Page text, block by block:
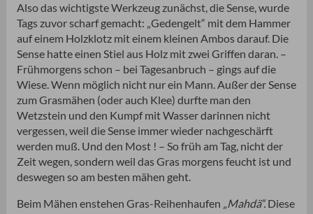
Also das wichtigste Werkzeug zunächst, die Sense, wurde
Tags zuvor scharf gemacht: „Gedengelt“ mit dem Hammer
auf einem Holzklotz mit einem kleinen Ambos darauf. Die
Sense hatte einen Stiel aus Holz mit zwei Griffen daran. –
Frühmorgens schon – bei Tagesanbruch – gings auf die
Wiese. Wenn möglich nicht nur ein Mann. Außer der Sense
zum Grasmähen (oder auch Klee) durfte man den
Wetzstein und den Kumpf mit Wasser darinnen nicht
vergessen, weil die Sense immer wieder nachgeschärft
werden muß. Und den Most ! – So früh am Tag, nicht der
Zeit wegen, sondern weil das Gras morgens feucht ist und
deswegen so am besten mähen geht.
Beim Mähen enstehen Gras-Reihenhaufen „Mahdä“.Diese